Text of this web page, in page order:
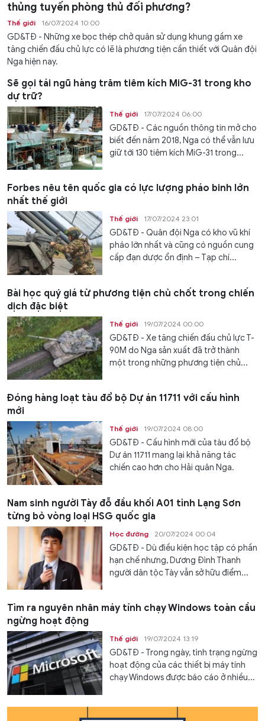
thủng tuyến phòng thủ đối phương?
Thế giới 16/07/2024 10:00
GD&TĐ - Những xe bọc thép chở quân sử dụng khung gầm xe
tăng chiến đấu chủ lực có lẽ là phương tiện cần thiết với Quân đội
Nga hiện nay.
Sẽ gọi tái ngũ hàng trăm tiêm kích MiG-31 trong kho
dự trữ?
Thế giới 17/07/2024 06:00
GD&TĐ - Các nguồn thông tin mở cho
biết đến năm 2018, Nga có thể vẫn lưu
giữ tới 130 tiêm kích MiG-31 trong...
Forbes nêu tên quốc gia có lực lượng pháo binh lớn
nhất thế giới
Thế giới 17/07/2024 23:01
GD&TĐ - Quân đội Nga có kho vũ khí
pháo lớn nhất và cũng có nguồn cung
cấp đạn dược ổn định – Tạp chí...
Bài học quý giá từ phương tiện chủ chốt trong chiến
dịch đặc biệt
Thế giới 19/07/2024 00:00
GD&TĐ - Xe tăng chiến đấu chủ lực T-
90M do Nga sản xuất đã trở thành
một trong những phương tiện chủ...
Đóng hàng loạt tàu đổ bộ Dự án 11711 với cấu hình
mới
Thế giới 19/07/2024 08:00
GD&TĐ - Cấu hình mới của tàu đổ bộ
Dự án 11711 mang lại khả năng tác
chiến cao hơn cho Hải quân Nga.
Nam sinh người Tày đỗ đầu khối A01 tỉnh Lạng Sơn
từng bỏ vòng loại HSG quốc gia
Học đường 20/07/2024 00:04
GD&TĐ - Dù điều kiện học tập có phần
hạn chế nhưng, Dương Đình Thanh
người dân tộc Tày vẫn sở hữu điểm...
Tìm ra nguyên nhân máy tính chạy Windows toàn cầu
ngừng hoạt động
Thế giới 19/07/2024 13:19
GD&TĐ - Trong ngày, tình trạng ngừng
hoạt động của các thiết bị máy tính
chạy Windows được báo cáo ở nhiều...